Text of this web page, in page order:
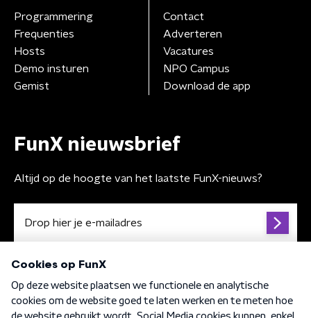
Programmering
Frequenties
Hosts
Demo insturen
Gemist
Contact
Adverteren
Vacatures
NPO Campus
Download de app
FunX nieuwsbrief
Altijd op de hoogte van het laatste FunX-nieuws?